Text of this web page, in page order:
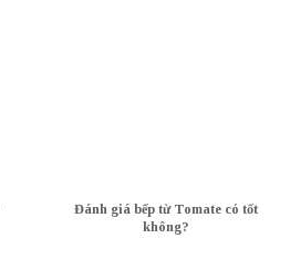
Đánh giá bếp từ Tomate có tốt
không?